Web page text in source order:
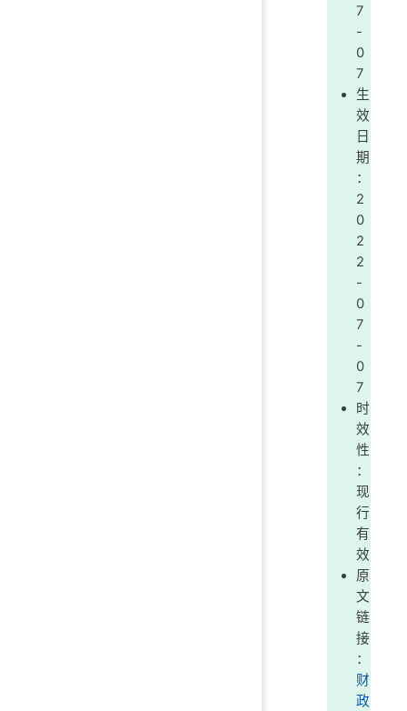
7
-
0
7
生
效
日
期
：
2
0
2
2
-
0
7
-
0
7
时
效
性
：
现
行
有
效
原
文
链
接
：
财
政